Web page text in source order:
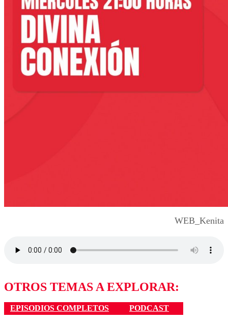
WEB_Kenita
OTROS TEMAS A EXPLORAR:
EPISODIOS COMPLETOS PODCAST